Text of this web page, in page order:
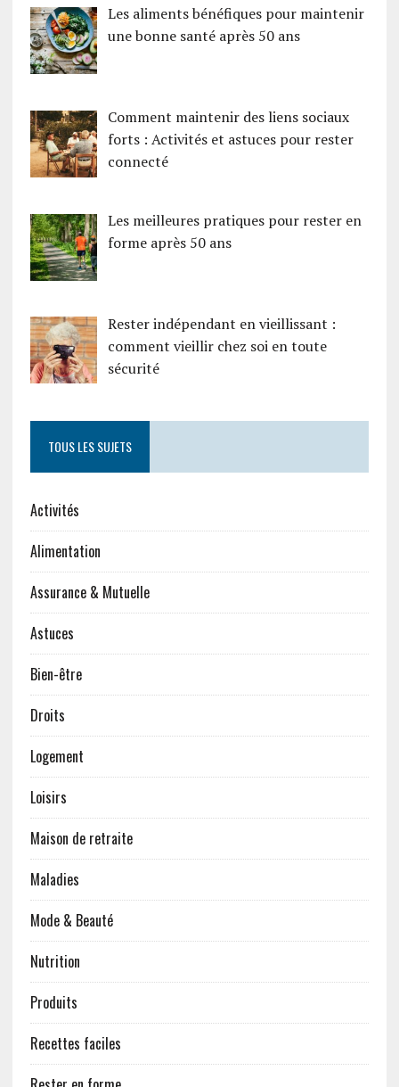
Les aliments bénéfiques pour maintenir
une bonne santé après 50 ans
Comment maintenir des liens sociaux
forts : Activités et astuces pour rester
connecté
Les meilleures pratiques pour rester en
forme après 50 ans
Rester indépendant en vieillissant :
comment vieillir chez soi en toute
sécurité
TOUS LES SUJETS
Activités
Alimentation
Assurance & Mutuelle
Astuces
Bien-être
Droits
Logement
Loisirs
Maison de retraite
Maladies
Mode & Beauté
Nutrition
Produits
Recettes faciles